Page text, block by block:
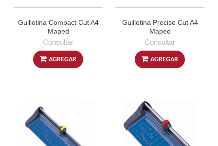
Guillotina Compact Cut A4
Maped
Consultar
AGREGAR
Guillotina Precise Cut A4
Maped
Consultar
AGREGAR